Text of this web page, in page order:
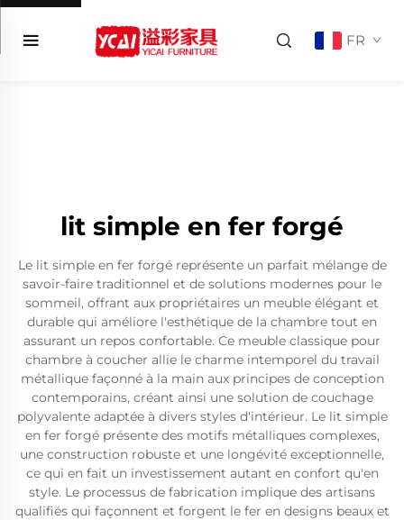
FR
lit simple en fer forgé
Le lit simple en fer forgé représente un parfait mélange de
savoir-faire traditionnel et de solutions modernes pour le
sommeil, offrant aux propriétaires un meuble élégant et
durable qui améliore l'esthétique de la chambre tout en
assurant un repos confortable. Ce meuble classique pour
chambre à coucher allie le charme intemporel du travail
métallique façonné à la main aux principes de conception
contemporains, créant ainsi une solution de couchage
polyvalente adaptée à divers styles d'intérieur. Le lit simple
en fer forgé présente des motifs métalliques complexes,
une construction robuste et une longévité exceptionnelle,
ce qui en fait un investissement autant en confort qu'en
style. Le processus de fabrication implique des artisans
qualifiés qui façonnent et forgent le fer en designs beaux et